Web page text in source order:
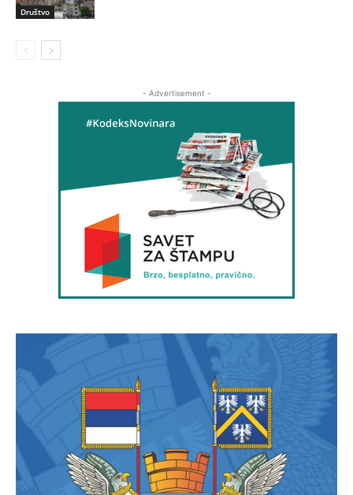
Društvo
- Advertisement -